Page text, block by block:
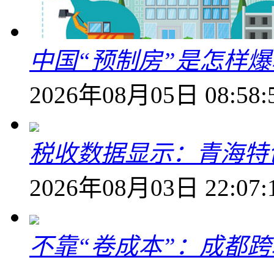
中国“预制房”是怎样
2026年08月05日
税收数据显示：青海
2026年08月03日
不靠“卷成本”：成都